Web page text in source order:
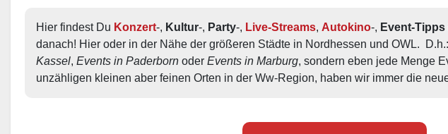
Hier findest Du Konzert Kultur Party Live-Streams Autokino Event-Tipps
danach! Hier oder in der Nähe der größeren Städte in Nordhessen und OWL.
Kassel Events in Paderborn oder Events in Marburg , sondern eben jede Menge
unzähligen kleinen aber feinen Orten in der Ww-Region, haben wir immer die